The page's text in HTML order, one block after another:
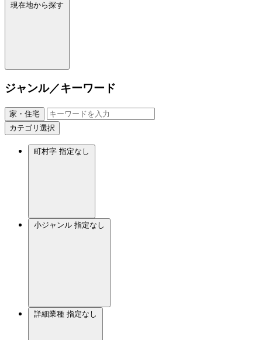
現在地から探す
ジャンル／キーワード
家・住宅
カテゴリ選択
町村字 指定なし
小ジャンル 指定なし
詳細業種 指定なし